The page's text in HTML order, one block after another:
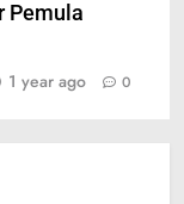
Pemula
1 year ago 0